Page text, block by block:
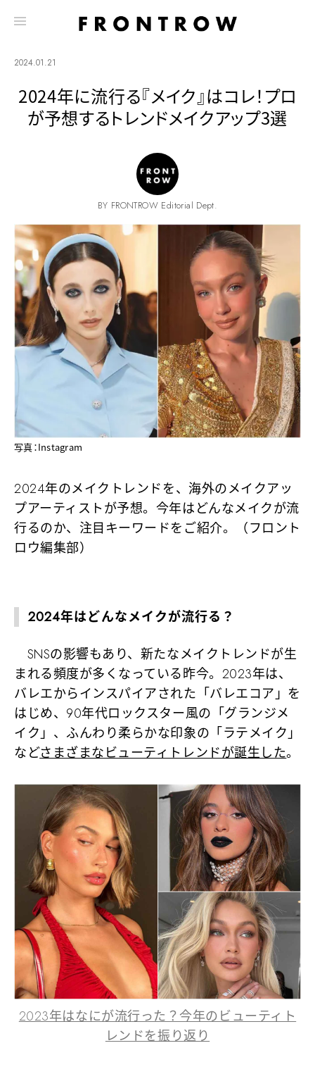
2024.01.21
2024年に流行る『メイク』はコレ！プロ
が予想するトレンドメイクアップ3選
BY FRONTROW Editorial Dept.
写真：Instagram
2024年のメイクトレンドを、海外のメイクアッ
プアーティストが予想。今年はどんなメイクが流
行るのか、注目キーワードをご紹介。（フロント
ロウ編集部）
2024年はどんなメイクが流行る？
SNSの影響もあり、新たなメイクトレンドが生
まれる頻度が多くなっている昨今。2023年は、
バレエからインスパイアされた「バレエコア」を
はじめ、90年代ロックスター風の「グランジメ
イク」、ふんわり柔らかな印象の「ラテメイク」
などさまざまなビューティトレンドが誕生した。
2023年はなにが流行った？今年のビューティト
レンドを振り返り